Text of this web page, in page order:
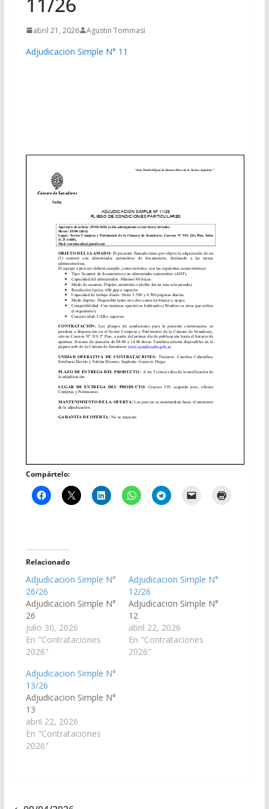
abril 21, 2026 Agustin Tommasi
Adjudicacion Simple N° 11
Compártelo:
Relacionado
Adjudicacion Simple N°
26/26
Adjudicacion Simple N°
26
julio 30, 2026
En "Contrataciones
2026"
Adjudicacion Simple N°
12/26
Adjudicacion Simple N°
12
abril 22, 2026
En "Contrataciones
2026"
Adjudicacion Simple N°
13/26
Adjudicacion Simple N°
13
abril 22, 2026
En "Contrataciones
2026"